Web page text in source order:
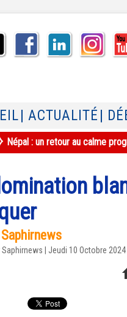
| ACTUALITÉ |
Népal : un retour au calme
Saphirnews
Saphirnews | Jeudi 10 Octobre 2024